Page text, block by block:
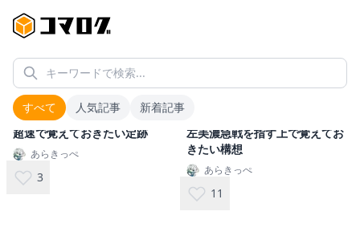
キーワードで検索...
すべて 人気記事 新着記事
#序盤力の向上
超速で覚えておきたい定跡
あらきっぺ
3
左美濃急戦を指す上で覚えてお
きたい構想
あらきっぺ
11